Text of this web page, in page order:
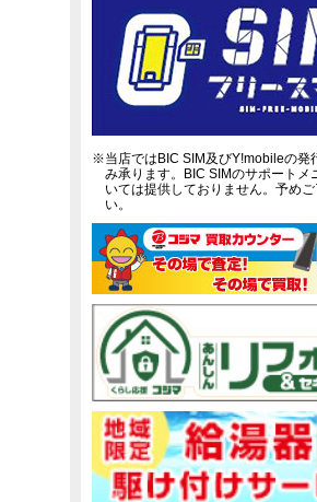
※当店ではBIC SIM及びY!mobileの発
み承ります。BIC SIMのサポートメ
いては提供しておりません。予めご
い。